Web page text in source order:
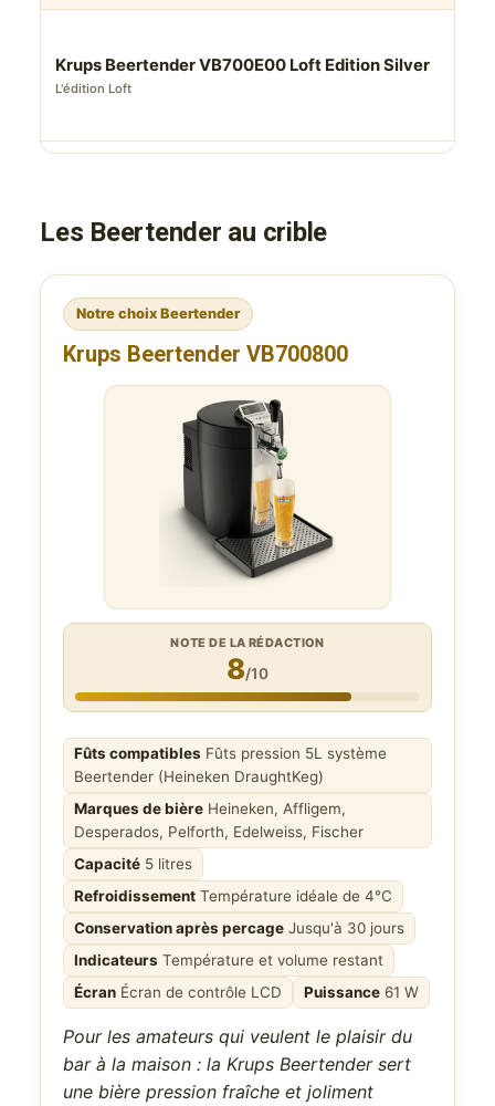
Krups Beertender VB700E00 Loft Edition Silver
L'édition Loft
Les Beertender au crible
Notre choix Beertender
Krups Beertender VB700800
NOTE DE LA RÉDACTION
8/10
Fûts compatibles Fûts pression 5L système
Beertender (Heineken DraughtKeg)
Marques de bière Heineken, Affligem,
Desperados, Pelforth, Edelweiss, Fischer
Capacité 5 litres
Refroidissement Température idéale de 4°C
Conservation après percage Jusqu'à 30 jours
Indicateurs Température et volume restant
Écran Écran de contrôle LCD Puissance 61 W
Pour les amateurs qui veulent le plaisir du
bar à la maison : la Krups Beertender sert
une bière pression fraîche et joliment